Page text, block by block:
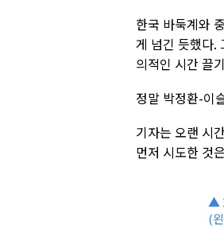
한국 바둑계와
게 넘긴 듯했다.
의적인 시간 끌
정말 박정환-이
기자는 오랜 시
먼저 시도한 것
▲
(